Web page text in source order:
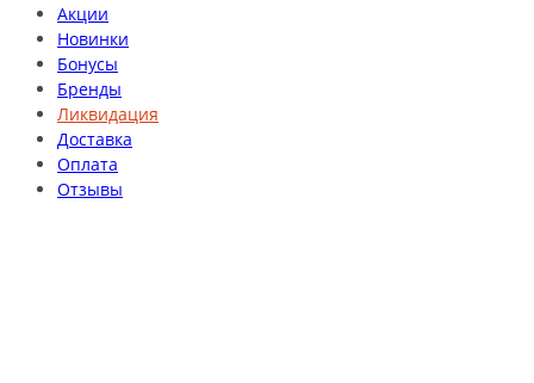
Акции
Новинки
Бонусы
Бренды
Ликвидация
Доставка
Оплата
Отзывы